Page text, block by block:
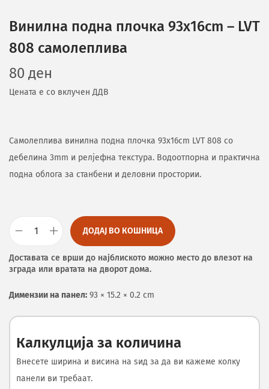
Винилна подна плочка 93x16cm – LVT
808 самолеплива
80 ден
Цената е со вклучен ДДВ
Самолеплива винилна подна плочка 93x16cm LVT 808 со
дебелина 3mm и релјефна текстура. Водоотпорна и практична
подна облога за станбени и деловни простории.
ДОДАЈ ВО КОШНИЦА
Доставата се врши до најблиското можно место до влезот на
зграда или вратата на дворот дома.
Димензии на панел: 93 × 15.2 × 0.2 cm
Калкулција за количина
Внесете ширина и висина на ѕид за да ви кажеме колку
панели ви требаат.